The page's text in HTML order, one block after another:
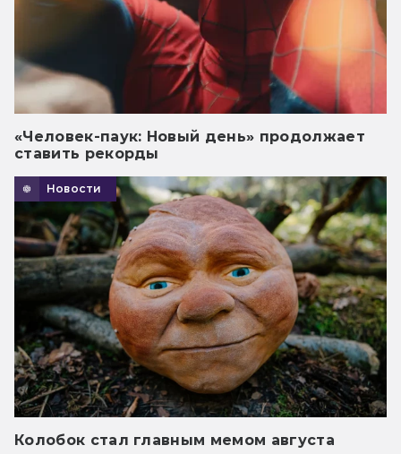
«Человек-паук: Новый день» продолжает
ставить рекорды
Новости
Колобок стал главным мемом августа